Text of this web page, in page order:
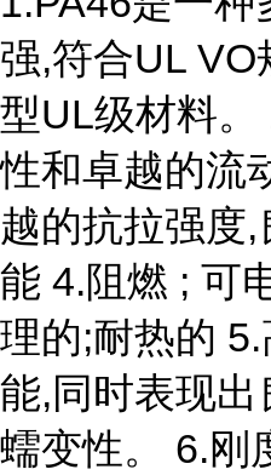
强,符合UL VO
型UL级材料
性和卓越的流
越的抗拉强度
能 4.阻燃 ; 可
理的;耐热的
能,同时表现
蠕变性。 6.刚